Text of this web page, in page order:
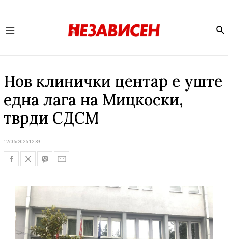
Нов клинички центар е уште
една лага на Мицкоски,
тврди СДСМ
12/06/2026 12:39